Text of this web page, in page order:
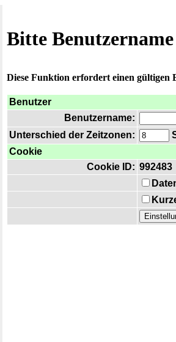
Bitte
Diese Funktion erfordert einen gültigen
Benutzer
Benutzername:
Unterschied der Zeitzonen:
Cookie
Cookie ID: 992483